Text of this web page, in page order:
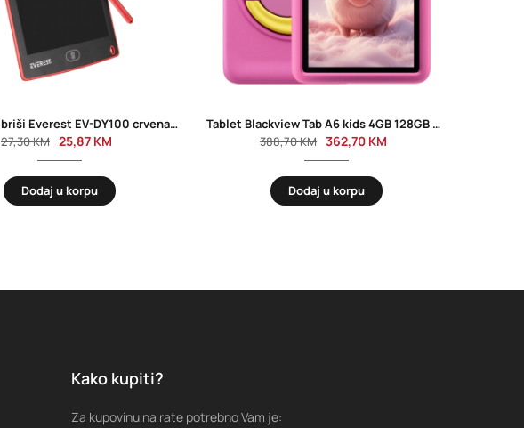
Tablet piši briši Everest EV-DY100 crvena, 36001
27,30KM 25,87 KM
Dodaj u korpu
Tablet Blackview Tab A6 kids 4GB 128GB WiFi 10” Rose Pink
388,70KM 362,70 KM
Dodaj u korpu
Kako kupiti?
Za kupovinu na rate potrebno Vam je: